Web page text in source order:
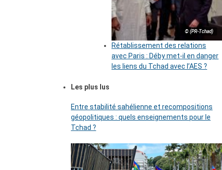
© (PR-Tchad)
Rétablissement des relations
avec Paris : Déby met-il en danger
les liens du Tchad avec l’AES ?
Les plus lus
Entre stabilité sahélienne et recompositions
géopolitiques : quels enseignements pour le
Tchad ?